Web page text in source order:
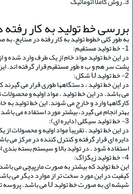
بررسی خط تولید به کار
به طور کلی خطوط تولید به کار رفته در صنایع،
1- خط تولید مستقیم:
در این خط تولید مواد خام از یک طرف وارد
پشت سر هم و ب ه طور مستقیم قرار گرفته اند.
2- خط تولید U شکل:
می باشد. در این خط تولید ، مواد اولیه و
کارگاهها وارد و خارج می شوند. این خط تولید
بهتر انجام می گیرد، بیشتر مورد استفاده می
3- خط تولید سیکلی (دایره ای):
در این خط تولید ، تقریباً مواد اولیه و
دایره ای قرار گرفته و کنترل کننده در مرکز
استفاده شود . در تولید بالا و سیستم بسته بندی
4- خط تولید زیگزاگ:
این خط تولید که بیشتر به صورت مارپیچی می
کیفیت در این مورد سخت تر از موارد دیگر می
شیشه ای به صورت خط تولید U می باشد. پروسه تولید در این سیستم در شکل زیر نشان داده شده است.